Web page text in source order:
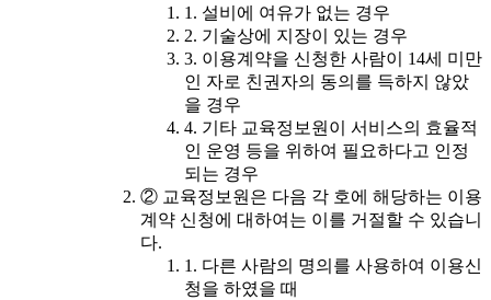
1. 설비에 여유가 없는 경우
2. 기술상에 지장이 있는 경우
3. 이용계약을 신청한 사람이 14세 미만
인 자로 친권자의 동의를 득하지 않았
을 경우
4. 기타 교육정보원이 서비스의 효율적
인 운영 등을 위하여 필요하다고 인정
되는 경우
② 교육정보원은 다음 각 호에 해당하는 이용
계약 신청에 대하여는 이를 거절할 수 있습니
다.
1. 다른 사람의 명의를 사용하여 이용신
청을 하였을 때